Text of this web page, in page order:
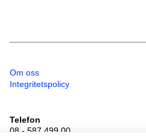
Om oss
Integritetspolicy
Telefon
08 - 587 499 00